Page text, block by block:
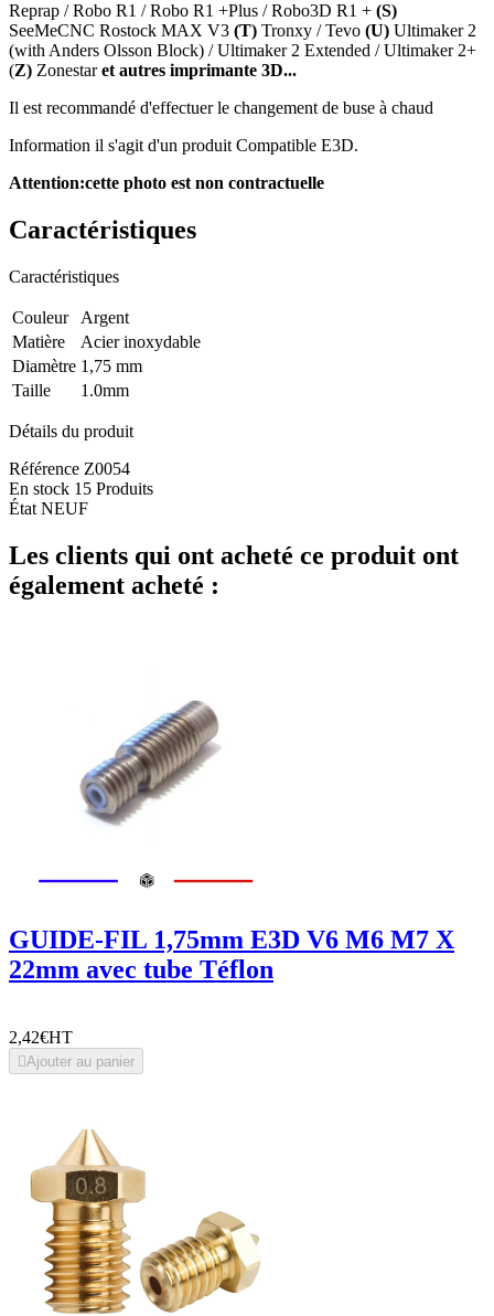
Reprap / Robo R1 / Robo R1 +Plus / Robo3D R1 + (S)
SeeMeCNC Rostock MAX V3 (T) Tronxy / Tevo (U) Ultimaker 2
(with Anders Olsson Block) / Ultimaker 2 Extended / Ultimaker 2+
(Z) Zonestaret autres imprimante 3D...
Il est recommandé d'effectuer le changement de buse à chaud
Information il s'agit d'un produit Compatible E3D.
Attention:cette photo est non contractuelle
Caractéristiques
Caractéristiques
Couleur
Argent
Matière
Acier inoxydable
Diamètre 1,75 mm
Taille
1.0mm
Détails du produit
Référence Z0054
En stock 15 Produits
État NEUF
Les clients qui ont acheté ce produit ont
également acheté :
GUIDE-FIL 1,75mm E3D V6 M6 M7 X
22mm avec tube Téflon
2,42€HT
Ajouter au panier